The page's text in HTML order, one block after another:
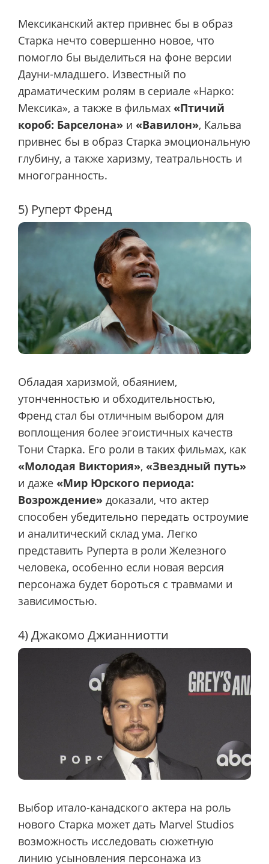
Мексиканский актер привнес бы в образ
Старка нечто совершенно новое, что
помогло бы выделиться на фоне версии
Дауни-младшего. Известный по
драматическим ролям в сериале «Нарко:
Мексика», а также в фильмах «Птичий
короб: Барселона» и «Вавилон», Кальва
привнес бы в образ Старка эмоциональную
глубину, а также харизму, театральность и
многогранность.
5) Руперт Френд
Обладая харизмой, обаянием,
утонченностью и обходительностью,
Френд стал бы отличным выбором для
воплощения более эгоистичных качеств
Тони Старка. Его роли в таких фильмах, как
«Молодая Виктория», «Звездный путь»
и даже «Мир Юрского периода:
Возрождение» доказали, что актер
способен убедительно передать остроумие
и аналитический склад ума. Легко
представить Руперта в роли Железного
человека, особенно если новая версия
персонажа будет бороться с травмами и
зависимостью.
4) Джакомо Джианниотти
Выбор итало-канадского актера на роль
нового Старка может дать Marvel Studios
возможность исследовать сюжетную
линию усыновления персонажа из